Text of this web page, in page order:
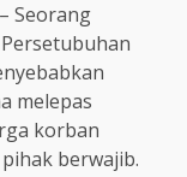
Seorang
melepas
korban
berwajib.